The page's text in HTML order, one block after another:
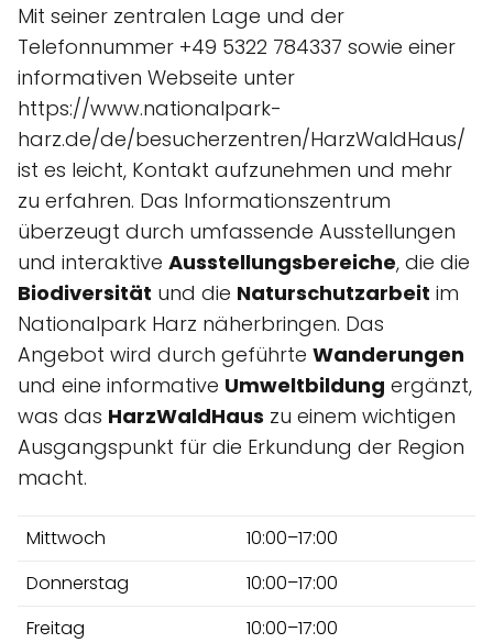
Mit seiner zentralen Lage und der
Telefonnummer +49 5322 784337 sowie einer
informativen Webseite unter
https://www.nationalpark-
harz.de/de/besucherzentren/HarzWaldHaus/
ist es leicht, Kontakt aufzunehmen und mehr
zu erfahren. Das Informationszentrum
überzeugt durch umfassende Ausstellungen
und interaktive Ausstellungsbereiche, die die
Biodiversität und die Naturschutzarbeit im
Nationalpark Harz näherbringen. Das
Angebot wird durch geführte Wanderungen
und eine informative Umweltbildung ergänzt,
was das HarzWaldHaus zu einem wichtigen
Ausgangspunkt für die Erkundung der Region
macht.
Mittwoch
10:00–17:00
Donnerstag
10:00–17:00
Freitag
10:00–17:00